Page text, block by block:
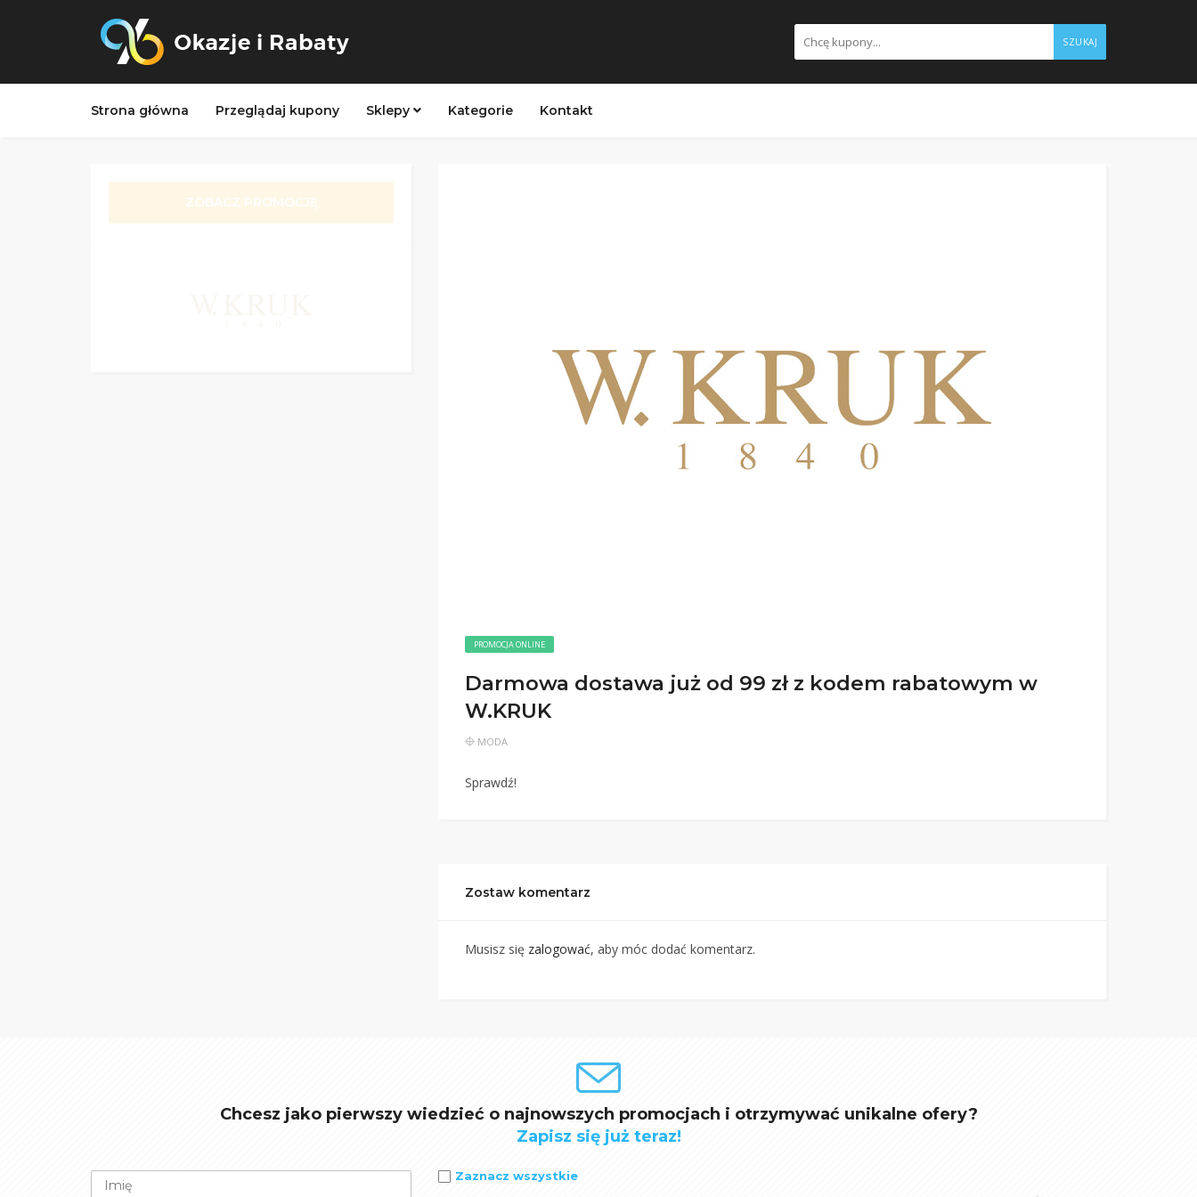
SZUKAJ
Strona główna Przeglądaj kupony Sklepy Kategorie Kontakt
ZOBACZ PROMOCJĘ
PROMOCJA ONLINE
Darmowa dostawa już od 99 zł z kodem rabatowym w
W.KRUK
MODA
Sprawdź!
Zostaw komentarz
Musisz się zalogować, aby móc dodać komentarz.
Chcesz jako pierwszy wiedzieć o najnowszych promocjach i otrzymywać unikalne ofery?
Zapisz się już teraz!
Zaznacz wszystkie